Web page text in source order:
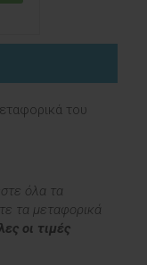
του
όλα τα
τα μεταφορικά
οι τιμές